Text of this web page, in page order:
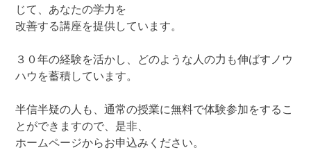
じて、あなたの学力を
改善する講座を提供しています。
３０年の経験を活かし、どのような人の力も伸ばすノウ
ハウを蓄積しています。
半信半疑の人も、通常の授業に無料で体験参加をするこ
とができますので、是非、
ホームページからお申込みください。